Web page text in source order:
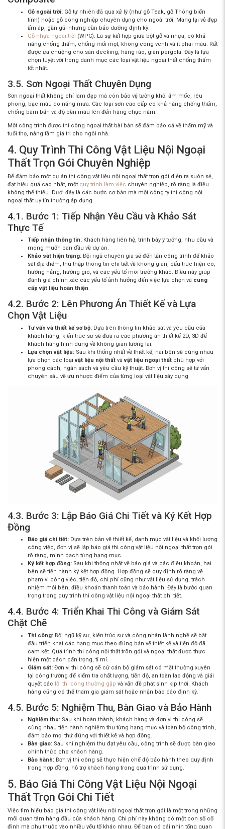
Gỗ ngoài trời: Gỗ tự nhiên đã qua xử lý (như gỗ Teak, gỗ Thông biến
tính) hoặc gỗ công nghiệp chuyên dụng cho ngoài trời. Mang lại vẻ đẹp
ấm áp, gần gũi nhưng cần bảo dưỡng định kỳ.
Gỗ nhựa ngoài trời (WPC): Là sự kết hợp giữa bột gỗ và nhựa, có khả
năng chống thấm, chống mối mọt, không cong vênh và ít phai màu. Rất
được ưa chuộng cho sàn decking, hàng rào, giàn pergola. Đây là lựa
chọn tuyệt vời trong danh mục các loại vật liệu ngoại thất chống thấm
tốt nhất.
3.5. Sơn Ngoại Thất Chuyên Dụng
Sơn ngoại thất không chỉ làm đẹp mà còn bảo vệ tường khỏi ẩm mốc, rêu
phong, bạc màu do nắng mưa. Các loại sơn cao cấp có khả năng chống thấm,
chống bám bẩn và độ bền màu lên đến hàng chục năm.
Một công trình được thi công ngoại thất bài bản sẽ đảm bảo cả về thẩm mỹ và
tuổi thọ, nâng tầm giá trị cho ngôi nhà.
4. Quy Trình Thi Công Vật Liệu Nội Ngoại
Thất Trọn Gói Chuyên Nghiệp
Để đảm bảo một dự án thi công vật liệu nội ngoại thất trọn gói diễn ra suôn sẻ,
đạt hiệu quả cao nhất, một quy trình làm việc chuyên nghiệp, rõ ràng là điều
không thể thiếu. Dưới đây là các bước cơ bản mà một công ty thi công nội
ngoại thất uy tín thường áp dụng.
4.1. Bước 1: Tiếp Nhận Yêu Cầu và Khảo Sát
Thực Tế
Tiếp nhận thông tin: Khách hàng liên hệ, trình bày ý tưởng, nhu cầu và
mong muốn ban đầu về dự án.
Khảo sát hiện trạng: Đội ngũ chuyên gia sẽ đến tận công trình để khảo
sát địa điểm, thu thập thông tin chi tiết về không gian, cấu trúc hiện có,
hướng nắng, hướng gió, và các yếu tố môi trường khác. Điều này giúp
đánh giá chính xác các yếu tố ảnh hưởng đến việc lựa chọn và cung
cấp vật liệu hoàn thiện.
4.2. Bước 2: Lên Phương Án Thiết Kế và Lựa
Chọn Vật Liệu
Tư vấn và thiết kế sơ bộ: Dựa trên thông tin khảo sát và yêu cầu của
khách hàng, kiến trúc sư sẽ đưa ra các phương án thiết kế 2D, 3D để
khách hàng hình dung về không gian tương lai.
Lựa chọn vật liệu: Sau khi thống nhất về thiết kế, hai bên sẽ cùng nhau
lựa chọn các loạivật liệu nội thất vàvật liệu ngoại thất phù hợp với
phong cách, ngân sách và yêu cầu kỹ thuật. Đơn vị thi công sẽ tư vấn
chuyên sâu về ưu nhược điểm của từng loại vật liệu xây dựng.
4.3. Bước 3: Lập Báo Giá Chi Tiết và Ký Kết Hợp
Đồng
Báo giá chi tiết: Dựa trên bản vẽ thiết kế, danh mục vật liệu và khối lượng
công việc, đơn vị sẽ lập báo giá thi công vật liệu nội ngoại thất trọn gói
rõ ràng, minh bạch từng hạng mục.
Ký kết hợp đồng: Sau khi thống nhất về báo giá và các điều khoản, hai
bên sẽ tiến hành ký kết hợp đồng. Hợp đồng sẽ quy định rõ ràng về
phạm vi công việc, tiến độ, chi phí cũng như vật liệu sử dụng, trách
nhiệm mỗi bên, điều khoản thanh toán và bảo hành. Đây là bước quan
trọng trong quy trình thi công vật liệu nội ngoại thất chi tiết.
4.4. Bước 4: Triển Khai Thi Công và Giám Sát
Chặt Chẽ
Thi công: Đội ngũ kỹ sư, kiến trúc sư và công nhân lành nghề sẽ bắt
đầu triển khai các hạng mục theo đúng bản vẽ thiết kế và tiến độ đã
cam kết. Quá trình thi công nội thất trõn gói và ngoại thất được thực
hiện một cách cẩn trọng, tỉ mỉ.
Giám sát: Đơn vị thi công sẽ cử cán bộ giám sát có mặt thường xuyên
tại công trường để kiểm tra chất lượng, tiến độ, an toàn lao động và giải
quyết các lỗi thi công thường gặp và vấn đề phát sinh kịp thời. Khách
hàng cũng có thể tham gia giám sát hoặc nhận báo cáo định kỳ.
4.5. Bước 5: Nghiệm Thu, Bàn Giao và Bảo Hành
Nghiệm thu: Sau khi hoàn thành, khách hàng và đơn vị thi công sẽ
cùng nhau tiến hành nghiệm thu từng hạng mục và toàn bộ công trình,
đảm bảo mọi thứ đúng với thiết kế và hợp đồng.
Bàn giao: Sau khi nghiệm thu đạt yêu cầu, công trình sẽ được bàn giao
chính thức cho khách hàng.
Bảo hành: Đơn vị thi công sẽ thực hiện chế độ bảo hành theo quy định
trong hợp đồng, hỗ trợ khách hàng trong quá trình sử dụng.
5. Báo Giá Thi Công Vật Liệu Nội Ngoại
Thất Trọn Gói Chi Tiết
Việc tìm hiểu báo giá thi công vật liệu nội ngoại thất trọn gói là một trong những
mối quan tâm hàng đầu của khách hàng. Chi phí này không có một con số cố
định mà phụ thuộc vào nhiều yếu tố khác nhau. Để bạn có cái nhìn tổng quan